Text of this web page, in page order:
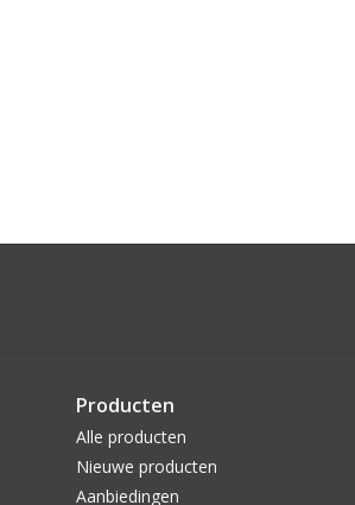
Producten
Alle producten
Nieuwe producten
Aanbiedingen